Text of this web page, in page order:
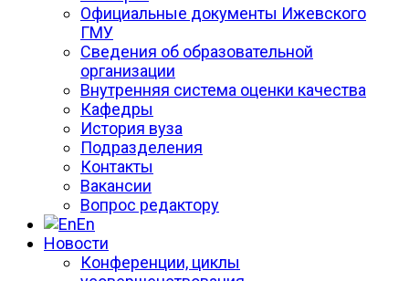
Официальные документы Ижевского
ГМУ
Сведения об образовательной
организации
Внутренняя система оценки качества
Кафедры
История вуза
Подразделения
Контакты
Вакансии
Вопрос редактору
En
Новости
Конференции, циклы